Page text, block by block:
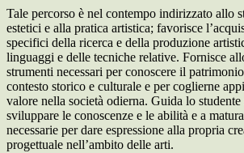
Tale percorso è nel contempo indirizzato allo
estetici e alla pratica artistica; favorisce
specifici della ricerca e della produzione
linguaggi e delle tecniche relative. Fornisce
strumenti necessari per conoscere il
contesto storico e culturale e per coglierne
valore nella società odierna. Guida lo
sviluppare le conoscenze e le abilità e a
necessarie per dare espressione alla propria
progettuale nell’ambito delle arti.